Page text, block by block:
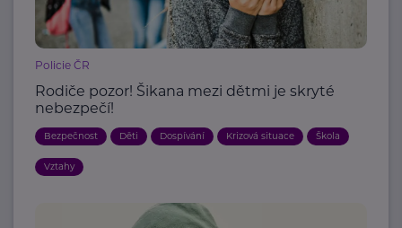
Policie ČR
Rodiče pozor! Šikana mezi dětmi je skryté
nebezpečí!
Bezpečnost Děti Dospívání Krizová situace Škola
Vztahy